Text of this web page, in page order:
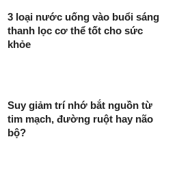
3 loại nước uống vào buổi sáng
thanh lọc cơ thể tốt cho sức
khỏe
Suy giảm trí nhớ bắt nguồn từ
tim mạch, đường ruột hay não
bộ?